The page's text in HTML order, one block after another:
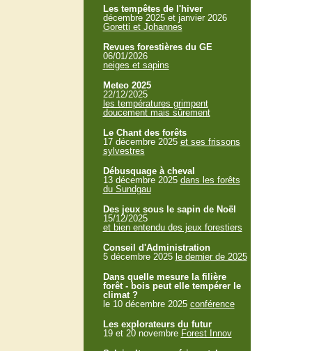
Les tempêtes de l'hiver
décembre 2025 et janvier 2026
Goretti et Johannes
Revues forestières du GE
06/01/2026
neiges et sapins
Meteo 2025
22/12/2025
les températures grimpent
doucement mais sûrement
Le Chant des forêts
17 décembre 2025 et ses frissons
sylvestres
Débusquage à cheval
13 décembre 2025 dans les forêts
du Sundgau
Des jeux sous le sapin de Noël
15/12/2025
et bien entendu des jeux forestiers
Conseil d'Administration
5 décembre 2025 le dernier de 2025
Dans quelle mesure la filière
forêt - bois peut elle tempérer le
climat ?
le 10 décembre 2025 conférence
Les explorateurs du futur
19 et 20 novembre Forest Innov